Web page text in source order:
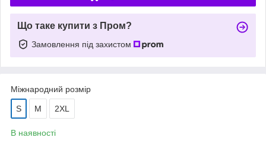
Що таке купити з Пром?
Замовлення під захистом
Міжнародний розмір
S M 2XL
В наявності